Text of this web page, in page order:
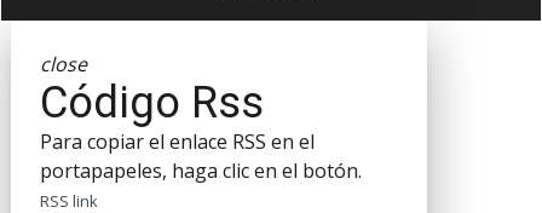
close
Código Rss
Para copiar el enlace RSS en el
portapapeles, haga clic en el botón.
RSS link